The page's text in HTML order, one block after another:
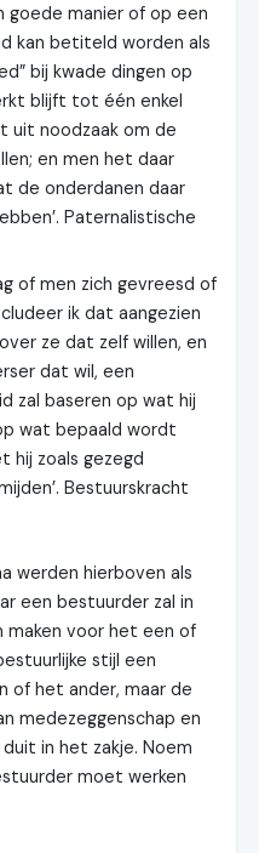
goede manier of op een
kan betiteld worden als
bij kwade dingen op
blijft tot één enkel
uit noodzaak om de
en men het daar
de onderdanen daar
Paternalistische
of men zich gevreesd of
ik dat aangezien
ze dat zelf willen, en
dat wil, een
zal baseren op wat hij
wat bepaald wordt
hij zoals gezegd
Bestuurskracht
werden hierboven als
een bestuurder zal in
maken voor het een of
stijl een
of het ander, maar de
medezeggenschap en
in het zakje. Noem
moet werken